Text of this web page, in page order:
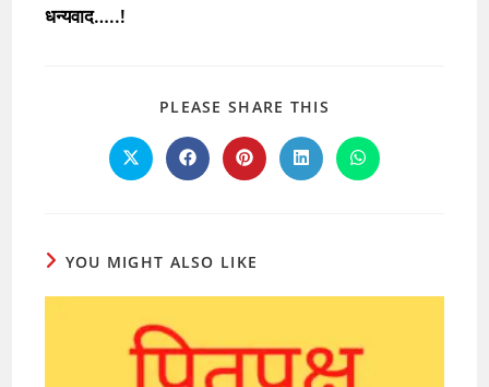
धन्यवाद…..!
PLEASE SHARE THIS
CONTENT
Opens
in
Opens
in
Opens
in
Opens
in
Opens
in
YOU MIGHT ALSO LIKE